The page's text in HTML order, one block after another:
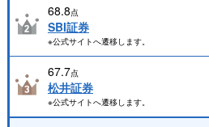
68.8点
SBI証券
※公式サイトへ遷移します。
67.7点
松井証券
※公式サイトへ遷移します。